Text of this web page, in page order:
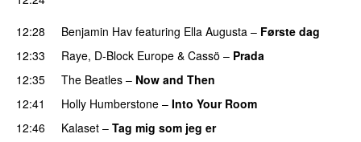
12:28 Benjamin Hav featuring Ella Augusta – Første dag
12:33 Raye, D-Block Europe & Cassö – Prada
12:35
The Beatles – Now and Then
12:41 Holly Humberstone – Into Your Room
12:46
Kalaset – Tag mig som jeg er